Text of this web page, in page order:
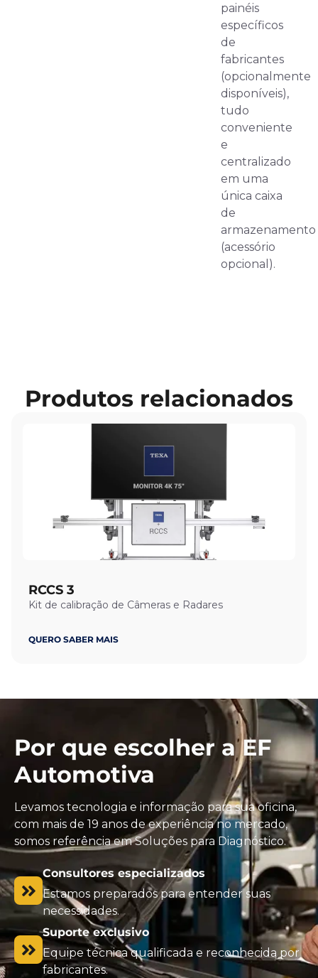
painéis
específicos
de
fabricantes
(opcionalmente
disponíveis),
tudo
conveniente
e
centralizado
em uma
única caixa
de
armazenamento
(acessório
opcional).
Produtos relacionados
RCCS 3
Kit de calibração de Câmeras e Radares
QUERO SABER MAIS
Por que escolher a EF
Automotiva
Levamos tecnologia e informação para sua oficina,
com mais de 19 anos de experiência no mercado,
somos referência em Soluções para Diagnóstico.
Consultores especializados
Estamos preparados para entender suas
necessidades.
Suporte exclusivo
Equipe técnica qualificada e reconhecida por
fabricantes.